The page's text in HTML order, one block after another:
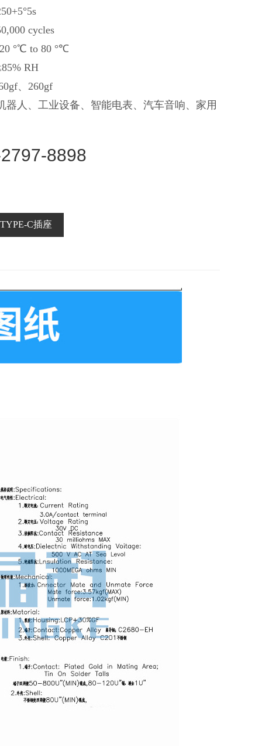
cycles
°℃ to 80 °℃
RH
、260gf
器人、工业设备、智能电表、汽车音响、家用
8898
TYPE-C插座